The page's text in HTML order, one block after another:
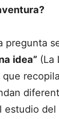
pregunta
idea” (La
estudio